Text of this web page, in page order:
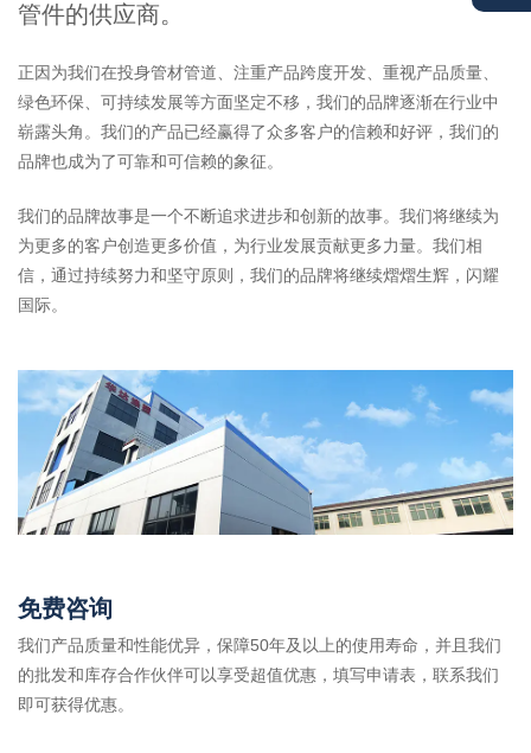
管件的供应商。
正因为我们在投身管材管道、注重产品跨度开发、重视产品质量、
绿色环保、可持续发展等方面坚定不移，我们的品牌逐渐在行业中
崭露头角。我们的产品已经赢得了众多客户的信赖和好评，我们的
品牌也成为了可靠和可信赖的象征。
我们的品牌故事是一个不断追求进步和创新的故事。我们将继续为
为更多的客户创造更多价值，为行业发展贡献更多力量。我们相
信，通过持续努力和坚守原则，我们的品牌将继续熠熠生辉，闪耀
国际。
免费咨询
我们产品质量和性能优异，保障50年及以上的使用寿命，并且我们
的批发和库存合作伙伴可以享受超值优惠，填写申请表，联系我们
即可获得优惠。